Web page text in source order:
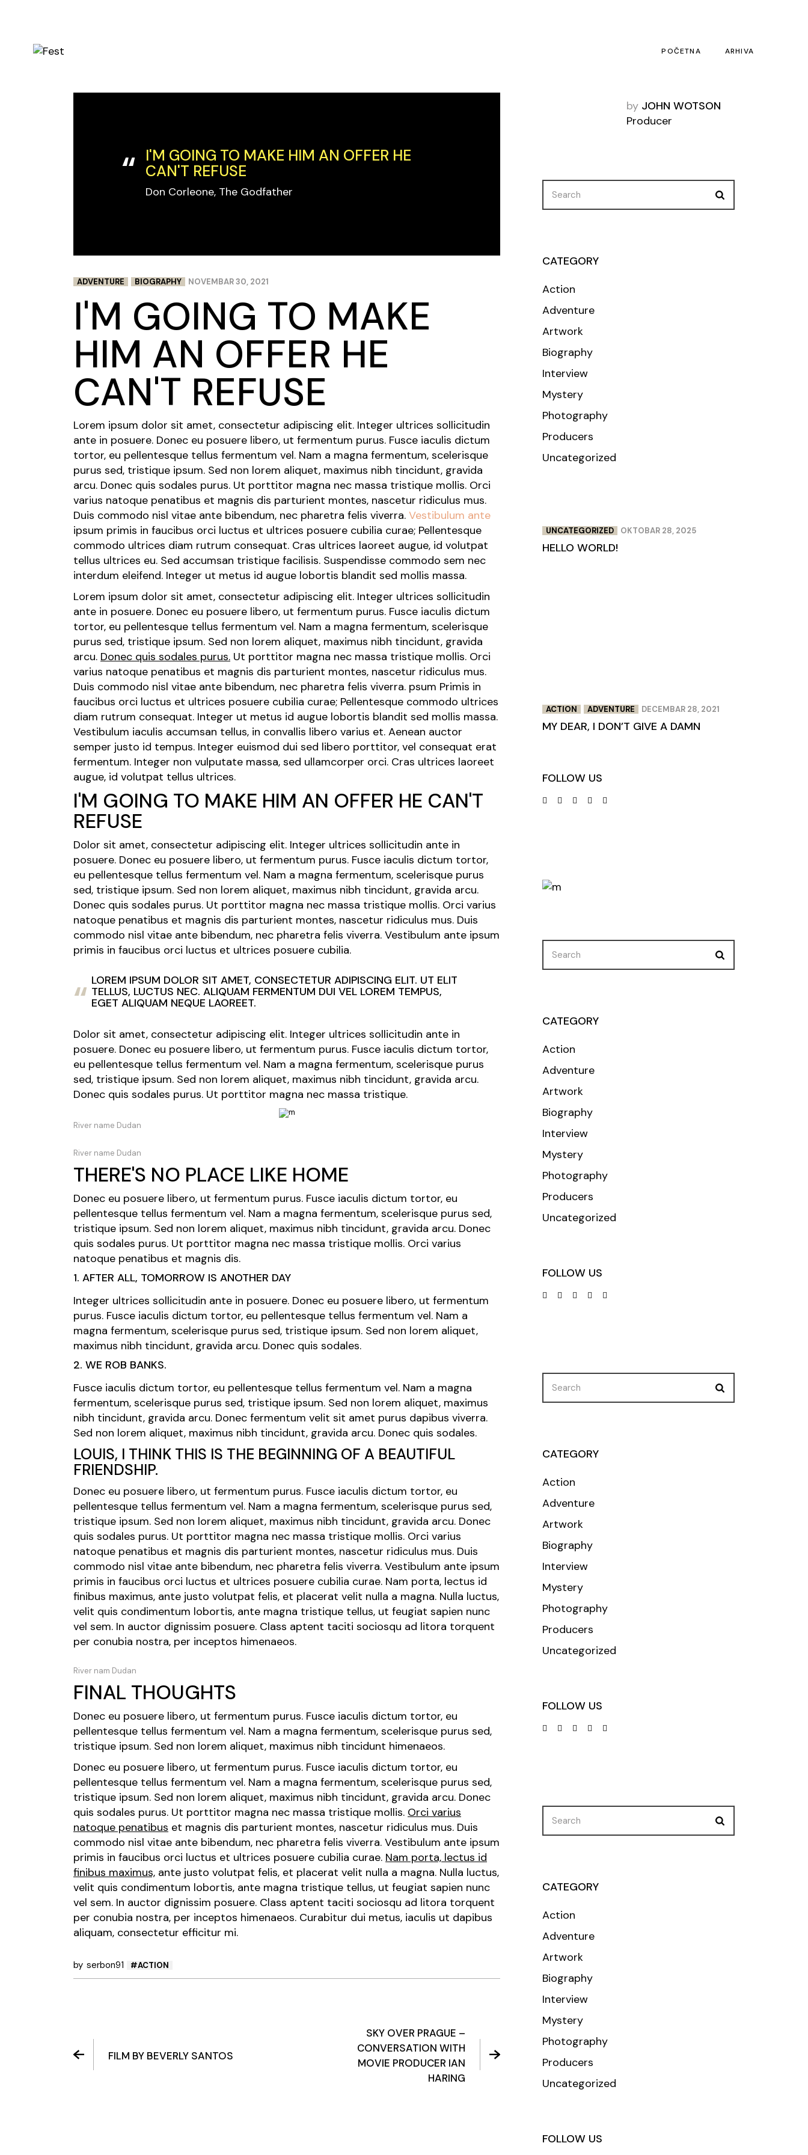
POČETNA ARHIVA
I'M GOING TO MAKE HIM AN OFFER HE
CAN'T REFUSE
Don Corleone, The Godfather
ADVENTURE BIOGRAPHY NOVEMBAR 30, 2021
I'M GOING TO MAKE
HIM AN OFFER HE
CAN'T REFUSE
Lorem ipsum dolor sit amet, consectetur adipiscing elit. Integer ultrices sollicitudin
ante in posuere. Donec eu posuere libero, ut fermentum purus. Fusce iaculis dictum
tortor, eu pellentesque tellus fermentum vel. Nam a magna fermentum, scelerisque
purus sed, tristique ipsum. Sed non lorem aliquet, maximus nibh tincidunt, gravida
arcu. Donec quis sodales purus. Ut porttitor magna nec massa tristique mollis. Orci
varius natoque penatibus et magnis dis parturient montes, nascetur ridiculus mus.
Duis commodo nisl vitae ante bibendum, nec pharetra felis viverra. Vestibulum ante
ipsum primis in faucibus orci luctus et ultrices posuere cubilia curae; Pellentesque
commodo ultrices diam rutrum consequat. Cras ultrices laoreet augue, id volutpat
tellus ultrices eu. Sed accumsan tristique facilisis. Suspendisse commodo sem nec
interdum eleifend. Integer ut metus id augue lobortis blandit sed mollis massa.
Lorem ipsum dolor sit amet, consectetur adipiscing elit. Integer ultrices sollicitudin
ante in posuere. Donec eu posuere libero, ut fermentum purus. Fusce iaculis dictum
tortor, eu pellentesque tellus fermentum vel. Nam a magna fermentum, scelerisque
purus sed, tristique ipsum. Sed non lorem aliquet, maximus nibh tincidunt, gravida
arcu. Donec quis sodales purus. Ut porttitor magna nec massa tristique mollis. Orci
varius natoque penatibus et magnis dis parturient montes, nascetur ridiculus mus.
Duis commodo nisl vitae ante bibendum, nec pharetra felis viverra. psum Primis in
faucibus orci luctus et ultrices posuere cubilia curae; Pellentesque commodo ultrices
diam rutrum consequat. Integer ut metus id augue lobortis blandit sed mollis massa.
Vestibulum iaculis accumsan tellus, in convallis libero varius et. Aenean auctor
semper justo id tempus. Integer euismod dui sed libero porttitor, vel consequat erat
fermentum. Integer non vulputate massa, sed ullamcorper orci. Cras ultrices laoreet
augue, id volutpat tellus ultrices.
I'M GOING TO MAKE HIM AN OFFER HE CAN'T
REFUSE
Dolor sit amet, consectetur adipiscing elit. Integer ultrices sollicitudin ante in
posuere. Donec eu posuere libero, ut fermentum purus. Fusce iaculis dictum tortor,
eu pellentesque tellus fermentum vel. Nam a magna fermentum, scelerisque purus
sed, tristique ipsum. Sed non lorem aliquet, maximus nibh tincidunt, gravida arcu.
Donec quis sodales purus. Ut porttitor magna nec massa tristique mollis. Orci varius
natoque penatibus et magnis dis parturient montes, nascetur ridiculus mus. Duis
commodo nisl vitae ante bibendum, nec pharetra felis viverra. Vestibulum ante ipsum
primis in faucibus orci luctus et ultrices posuere cubilia.
LOREM IPSUM DOLOR SIT AMET, CONSECTETUR ADIPISCING ELIT. UT ELIT
TELLUS, LUCTUS NEC. ALIQUAM FERMENTUM DUI VEL LOREM TEMPUS,
EGET ALIQUAM NEQUE LAOREET.
Dolor sit amet, consectetur adipiscing elit. Integer ultrices sollicitudin ante in
posuere. Donec eu posuere libero, ut fermentum purus. Fusce iaculis dictum tortor,
eu pellentesque tellus fermentum vel. Nam a magna fermentum, scelerisque purus
sed, tristique ipsum. Sed non lorem aliquet, maximus nibh tincidunt, gravida arcu.
Donec quis sodales purus. Ut porttitor magna nec massa tristique.
River name Dudan
River name Dudan
THERE'S NO PLACE LIKE HOME
Donec eu posuere libero, ut fermentum purus. Fusce iaculis dictum tortor, eu
pellentesque tellus fermentum vel. Nam a magna fermentum, scelerisque purus sed,
tristique ipsum. Sed non lorem aliquet, maximus nibh tincidunt, gravida arcu. Donec
quis sodales purus. Ut porttitor magna nec massa tristique mollis. Orci varius
natoque penatibus et magnis dis.
1. AFTER ALL, TOMORROW IS ANOTHER DAY
Integer ultrices sollicitudin ante in posuere. Donec eu posuere libero, ut fermentum
purus. Fusce iaculis dictum tortor, eu pellentesque tellus fermentum vel. Nam a
magna fermentum, scelerisque purus sed, tristique ipsum. Sed non lorem aliquet,
maximus nibh tincidunt, gravida arcu. Donec quis sodales.
2. WE ROB BANKS.
Fusce iaculis dictum tortor, eu pellentesque tellus fermentum vel. Nam a magna
fermentum, scelerisque purus sed, tristique ipsum. Sed non lorem aliquet, maximus
nibh tincidunt, gravida arcu. Donec fermentum velit sit amet purus dapibus viverra.
Sed non lorem aliquet, maximus nibh tincidunt, gravida arcu. Donec quis sodales.
LOUIS, I THINK THIS IS THE BEGINNING OF A BEAUTIFUL
FRIENDSHIP.
Donec eu posuere libero, ut fermentum purus. Fusce iaculis dictum tortor, eu
pellentesque tellus fermentum vel. Nam a magna fermentum, scelerisque purus sed,
tristique ipsum. Sed non lorem aliquet, maximus nibh tincidunt, gravida arcu. Donec
quis sodales purus. Ut porttitor magna nec massa tristique mollis. Orci varius
natoque penatibus et magnis dis parturient montes, nascetur ridiculus mus. Duis
commodo nisl vitae ante bibendum, nec pharetra felis viverra. Vestibulum ante ipsum
primis in faucibus orci luctus et ultrices posuere cubilia curae. Nam porta, lectus id
finibus maximus, ante justo volutpat felis, et placerat velit nulla a magna. Nulla luctus,
velit quis condimentum lobortis, ante magna tristique tellus, ut feugiat sapien nunc
vel sem. In auctor dignissim posuere. Class aptent taciti sociosqu ad litora torquent
per conubia nostra, per inceptos himenaeos.
River nam Dudan
FINAL THOUGHTS
Donec eu posuere libero, ut fermentum purus. Fusce iaculis dictum tortor, eu
pellentesque tellus fermentum vel. Nam a magna fermentum, scelerisque purus sed,
tristique ipsum. Sed non lorem aliquet, maximus nibh tincidunt himenaeos.
Donec eu posuere libero, ut fermentum purus. Fusce iaculis dictum tortor, eu
pellentesque tellus fermentum vel. Nam a magna fermentum, scelerisque purus sed,
tristique ipsum. Sed non lorem aliquet, maximus nibh tincidunt, gravida arcu. Donec
quis sodales purus. Ut porttitor magna nec massa tristique mollis. Orci varius
natoque penatibus et magnis dis parturient montes, nascetur ridiculus mus. Duis
commodo nisl vitae ante bibendum, nec pharetra felis viverra. Vestibulum ante ipsum
primis in faucibus orci luctus et ultrices posuere cubilia curae. Nam porta, lectus id
finibus maximus, ante justo volutpat felis, et placerat velit nulla a magna. Nulla luctus,
velit quis condimentum lobortis, ante magna tristique tellus, ut feugiat sapien nunc
vel sem. In auctor dignissim posuere. Class aptent taciti sociosqu ad litora torquent
per conubia nostra, per inceptos himenaeos. Curabitur dui metus, iaculis ut dapibus
aliquam, consectetur efficitur mi.
by serbon91 ACTION
FILM BY BEVERLY SANTOS
SKY OVER PRAGUE –
CONVERSATION WITH
MOVIE PRODUCER IAN
HARING
by JOHN WOTSON
Producer
Search
for:
CATEGORY
Action
Adventure
Artwork
Biography
Interview
Mystery
Photography
Producers
Uncategorized
UNCATEGORIZED OKTOBAR 28, 2025
HELLO WORLD!
ACTION ADVENTURE DECEMBAR 28, 2021
MY DEAR, I DON’T GIVE A DAMN
FOLLOW US
Search
for:
CATEGORY
Action
Adventure
Artwork
Biography
Interview
Mystery
Photography
Producers
Uncategorized
FOLLOW US
Search
for:
CATEGORY
Action
Adventure
Artwork
Biography
Interview
Mystery
Photography
Producers
Uncategorized
FOLLOW US
Search
for:
CATEGORY
Action
Adventure
Artwork
Biography
Interview
Mystery
Photography
Producers
Uncategorized
FOLLOW US